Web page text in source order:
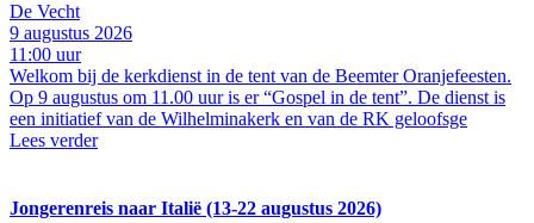
De Vecht
9 augustus 2026
11:00 uur
Welkom bij de kerkdienst in de tent van de Beemter Oranjefeesten.
Op 9 augustus om 11.00 uur is er “Gospel in de tent”. De dienst is
een initiatief van de Wilhelminakerk en van de RK geloofsge
Lees verder
Jongerenreis naar Italië (13-22 augustus 2026)